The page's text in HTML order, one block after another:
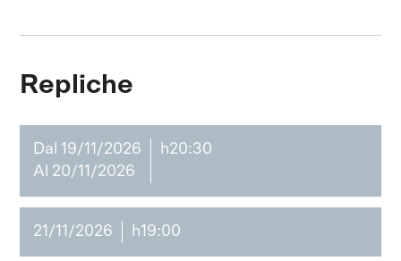
Repliche
Dal 19/11/2026
Al 20/11/2026
h20:30
21/11/2026 h19:00